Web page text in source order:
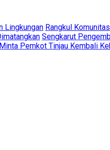
Lingkungan Rangkul
Sengkarut
Pemkot Tinjau Kembali